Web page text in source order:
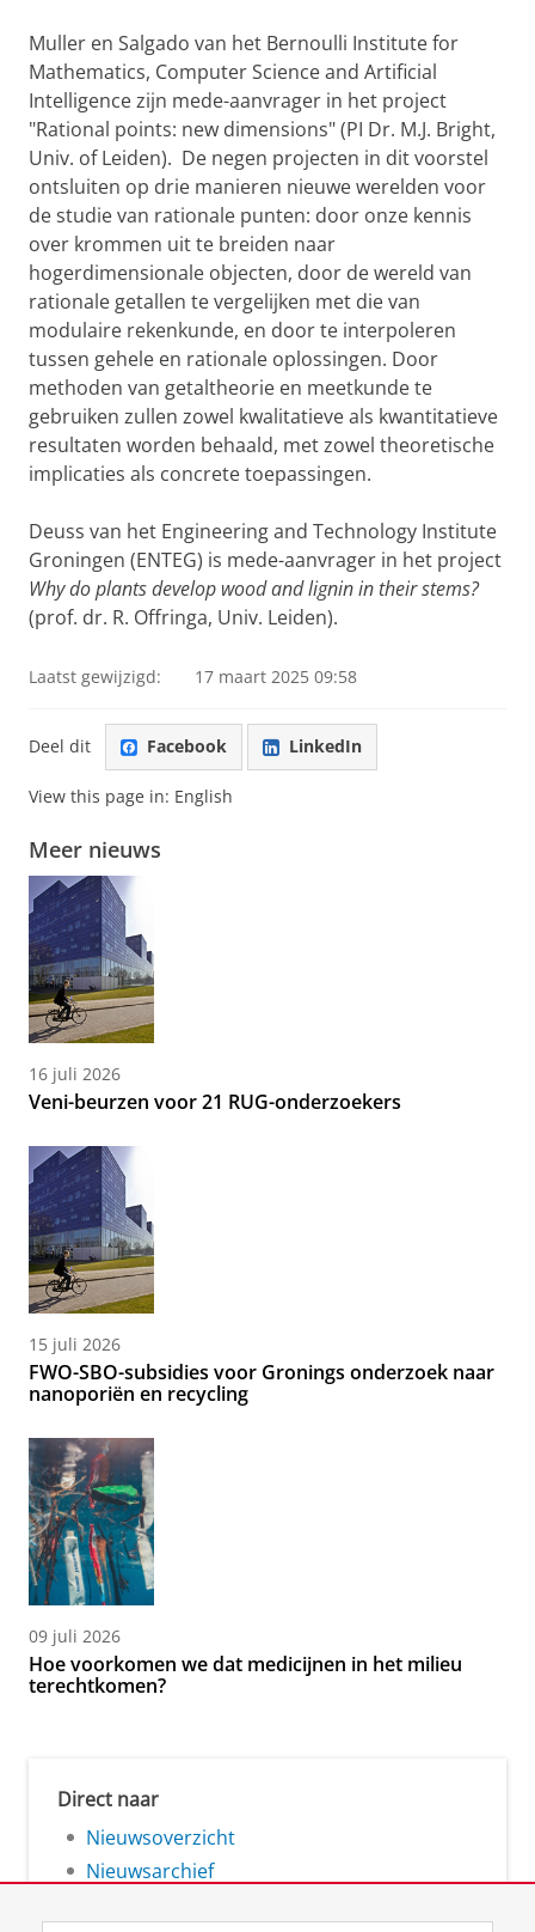
Muller en Salgado van het Bernoulli Institute for
Mathematics, Computer Science and Artificial
Intelligence zijn mede-aanvrager in het project
"Rational points: new dimensions" (PI Dr. M.J. Bright,
Univ. of Leiden). De negen projecten in dit voorstel
ontsluiten op drie manieren nieuwe werelden voor
de studie van rationale punten: door onze kennis
over krommen uit te breiden naar
hogerdimensionale objecten, door de wereld van
rationale getallen te vergelijken met die van
modulaire rekenkunde, en door te interpoleren
tussen gehele en rationale oplossingen. Door
methoden van getaltheorie en meetkunde te
gebruiken zullen zowel kwalitatieve als kwantitatieve
resultaten worden behaald, met zowel theoretische
implicaties als concrete toepassingen.
Deuss van het Engineering and Technology Institute
Groningen (ENTEG) is mede-aanvrager in het project
Why do plants develop wood and lignin in their stems?
(prof. dr. R. Offringa, Univ. Leiden).
Laatst gewijzigd: 17 maart 2025 09:58
Deel dit Facebook LinkedIn
View this page in: English
Meer nieuws
16 juli 2026
Veni-beurzen voor 21 RUG-onderzoekers
15 juli 2026
FWO-SBO-subsidies voor Gronings onderzoek naar
nanoporiën en recycling
09 juli 2026
Hoe voorkomen we dat medicijnen in het milieu
terechtkomen?
Direct naar
Nieuwsoverzicht
Nieuwsarchief